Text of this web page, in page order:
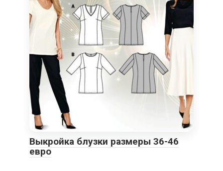
Выкройка блузки размеры 36-46
евро